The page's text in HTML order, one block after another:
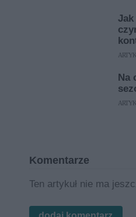
Na
Komentarze
Ten artykuł nie ma